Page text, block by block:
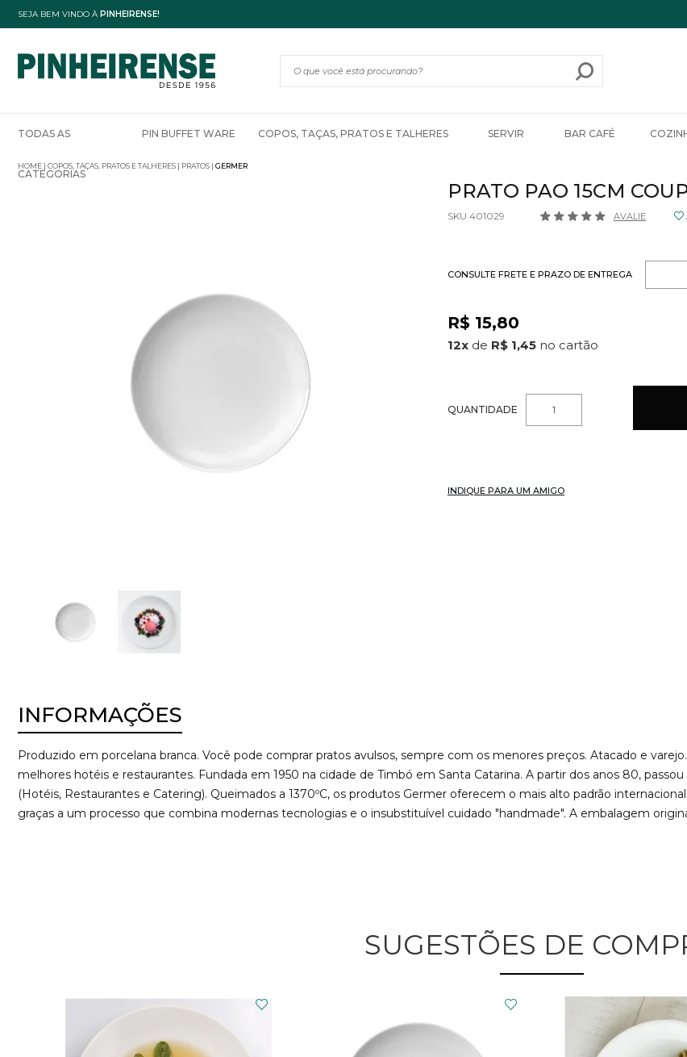
SEJA BEM VINDO À PINHEIRENSE!
TODAS AS
CATEGORIAS
PIN BUFFET WARE COPOS, TAÇAS, PRATOS E TALHERES SERVIR BAR CAFÉ
HOME COPOS, TAÇAS, PRATOS E TALHERES PRATOS GERMER
PRATO PAO 15CM
SKU 401029 AVALIE
CONSULTE FRETE E PRAZO DE ENTREGA
R$ 15,80
12x de R$ 1,45
QUANTIDADE
INDIQUE PARA UM AMIGO
INFORMAÇÕES
Produzido em porcelana branca. Você pode comprar pratos avulsos, sempre com os menores preços. Atacado e
melhores hotéis e restaurantes. Fundada em 1950 na cidade de Timbó em Santa Catarina. A partir dos anos 80,
(Hotéis, Restaurantes e Catering). Queimados a 1370ºC, os produtos Germer oferecem o mais alto padrão
graças a um processo que combina modernas tecnologias e o insubstituível cuidado "handmade". A embalagem
SUGESTÕES DE